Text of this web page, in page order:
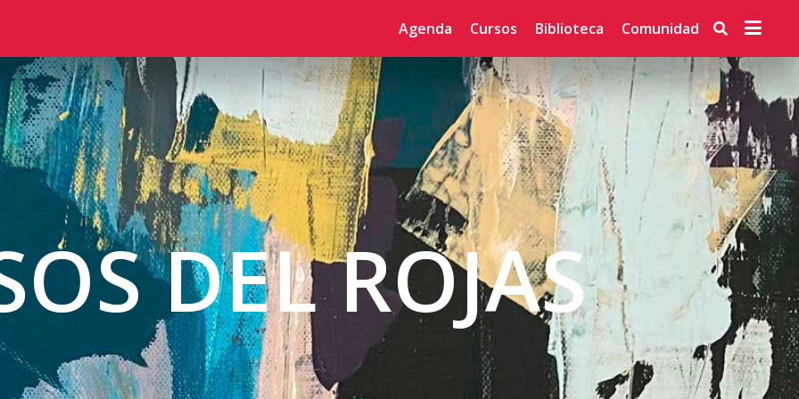
Agenda Cursos Biblioteca Comunidad
DEL ROJAS